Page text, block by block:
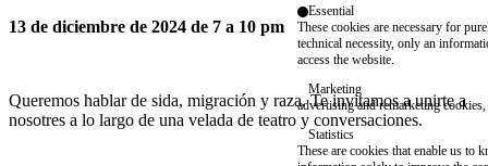
13 de diciembre de 2024 de 7 a 10 pm
Queremos hablar de sida, migración y raza. Te invitamos a unirte a
nosotres a lo largo de una velada de teatro y conversaciones.
Essential
These cookies are necessary for
technical necessity, only an
access the website.
Marketing
advertising and remarketing cookies,
Statistics
These are cookies that enable us to